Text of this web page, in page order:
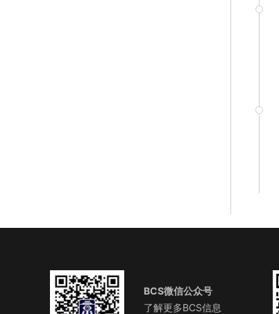
BCS微信公众号
了解更多BCS信息